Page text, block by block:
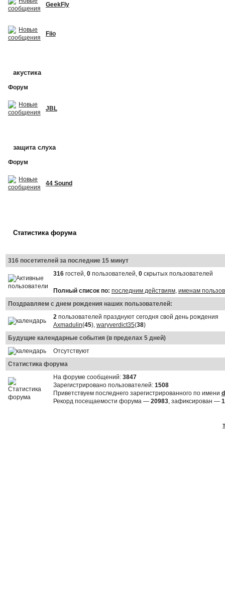
GeekFly
Fiio
акустика
Форум
JBL
защита слуха
Форум
44 Sound
Статистика форума
316 посетителей за последние 15 минут
316гостей, 0пользователей, 0скрытых пользователей
Полный список по: последним действиям, именам
Поздравляем с днем рождения наших пользователей:
2пользователей празднуют сегодня свой день рождения
Axmadulin(45), waryverdict35(38)
Будущие календарные события (в пределах 5 дней)
Отсутствуют
Статистика форума
На форуме сообщений: 3847
Зарегистрировано пользователей: 1508
Приветствуем последнего зарегистрированного по имени
Рекорд посещаемости форума — 20983, зафиксирован —